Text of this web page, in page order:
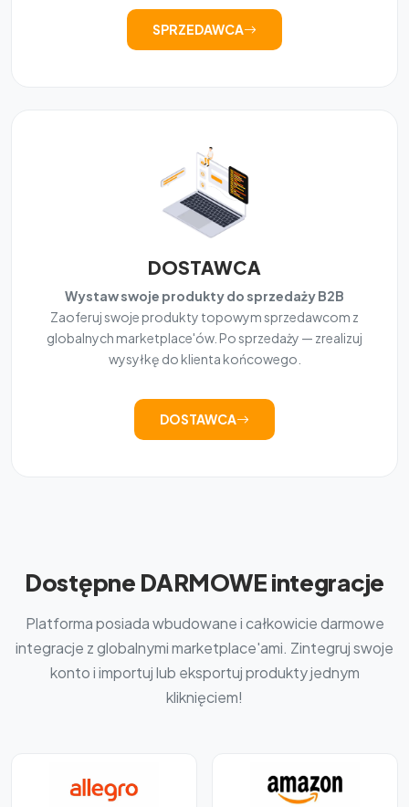
SPRZEDAWCA
DOSTAWCA
Wystaw swoje produkty do sprzedaży B2B
Zaoferuj swoje produkty topowym sprzedawcom z
globalnych marketplace'ów. Po sprzedaży — zrealizuj
wysyłkę do klienta końcowego.
DOSTAWCA
Dostępne DARMOWE integracje
Platforma posiada wbudowane i całkowicie darmowe
integracje z globalnymi marketplace'ami. Zintegruj swoje
konto i importuj lub eksportuj produkty jednym
kliknięciem!